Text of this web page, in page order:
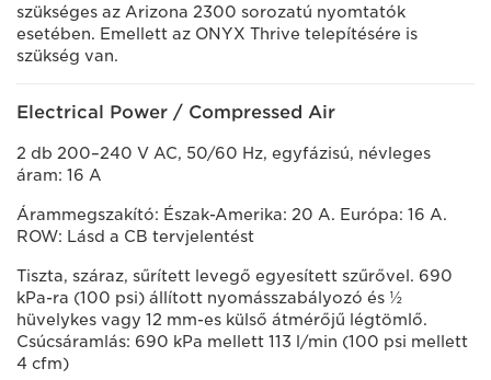
szükséges az Arizona 2300 sorozatú nyomtatók
esetében. Emellett az ONYX Thrive telepítésére is
szükség van.
Electrical Power / Compressed Air
2 db 200–240 V AC, 50/60 Hz, egyfázisú, névleges
áram: 16 A
Árammegszakító: Észak-Amerika: 20 A. Európa: 16 A.
ROW: Lásd a CB tervjelentést
Tiszta, száraz, sűrített levegő egyesített szűrővel. 690
kPa-ra (100 psi) állított nyomásszabályozó és ½
hüvelykes vagy 12 mm-es külső átmérőjű légtömlő.
Csúcsáramlás: 690 kPa mellett 113 l/min (100 psi mellett
4 cfm)